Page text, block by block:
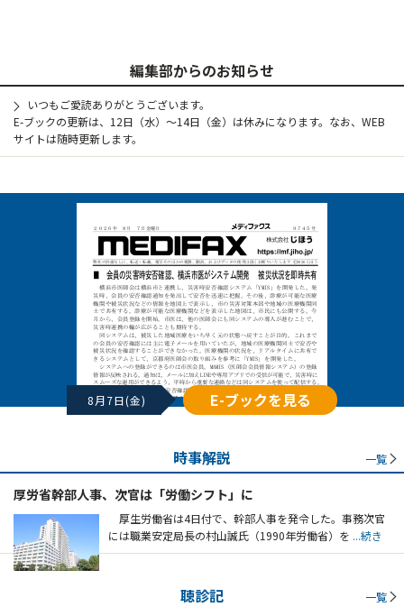
編集部からのお知らせ
いつもご愛読ありがとうございます。
E-ブックの更新は、12日（水）～14日（金）は休みになります。なお、WEB
サイトは随時更新します。
8月7日(金) E-ブックを見る
時事解説 一覧
厚労省幹部人事、次官は「労働シフト」に
厚生労働省は4日付で、幹部人事を発令した。事務次官
には職業安定局長の村山誠氏（1990年労働省）を ...続き
聴診記 一覧